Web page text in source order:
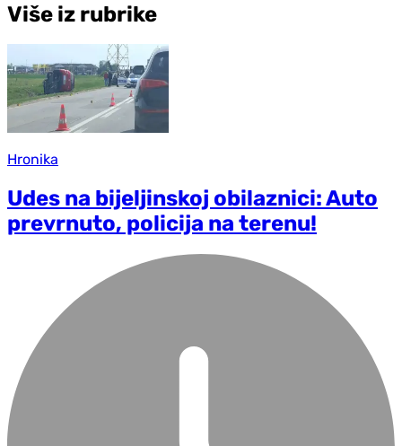
Više iz rubrike
Hronika
Udes na bijeljinskoj obilaznici: Auto
prevrnuto, policija na terenu!